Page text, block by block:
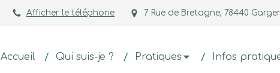
Afficher le téléphone 7 Rue de Bretagne, 78440
Accueil Qui suis-je ? Pratiques Infos